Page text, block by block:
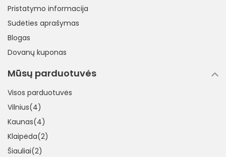
Pristatymo informacija
Sudėties aprašymas
Blogas
Dovanų kuponas
Mūsų parduotuvės
Visos parduotuvės
Vilnius(4)
Kaunas(4)
Klaipėda(2)
Šiauliai(2)